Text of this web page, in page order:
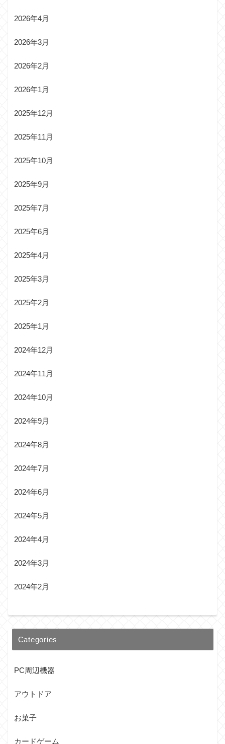
2026年4月
2026年3月
2026年2月
2026年1月
2025年12月
2025年11月
2025年10月
2025年9月
2025年7月
2025年6月
2025年4月
2025年3月
2025年2月
2025年1月
2024年12月
2024年11月
2024年10月
2024年9月
2024年8月
2024年7月
2024年6月
2024年5月
2024年4月
2024年3月
2024年2月
Categories
PC周辺機器
アウトドア
お菓子
カードゲーム